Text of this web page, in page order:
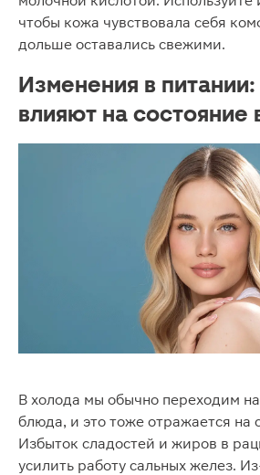
чтобы кожа чувствовала себя
дольше оставались свежими.
Изменения в
влияют на состояние
В холода мы обычно переходим
блюда, и это тоже отражается на
Избыток сладостей и жиров в
усилить работу сальных желез.